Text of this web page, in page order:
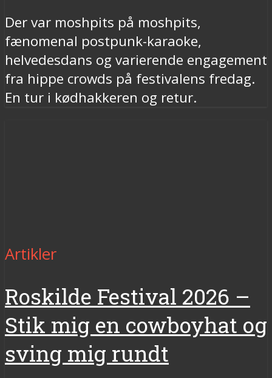
Der var moshpits på moshpits,
fænomenal postpunk-karaoke,
helvedesdans og varierende engagement
fra hippe crowds på festivalens fredag.
En tur i kødhakkeren og retur.
Artikler
Roskilde Festival 2026 –
Stik mig en cowboyhat og
sving mig rundt